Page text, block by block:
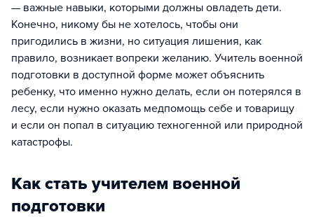
— важные навыки, которыми должны овладеть дети.
Конечно, никому бы не хотелось, чтобы они
пригодились в жизни, но ситуация лишения, как
правило, возникает вопреки желанию. Учитель военной
подготовки в доступной форме может объяснить
ребенку, что именно нужно делать, если он потерялся в
лесу, если нужно оказать медпомощь себе и товарищу
и если он попал в ситуацию техногенной или природной
катастрофы.
Как стать учителем военной
подготовки